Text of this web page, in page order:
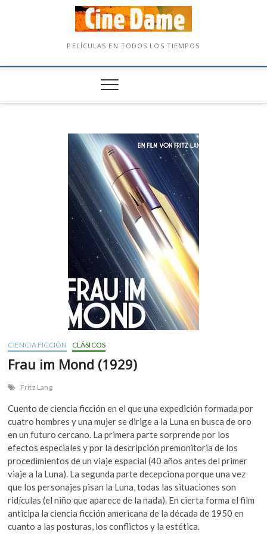
PELÍCULAS EN TODOS LOS TIEMPOS
CIENCIA FICCIÓN CLÁSICOS
Frau im Mond (1929)
Fritz Lang
Cuento de ciencia ficción en el que una expedición formada por
cuatro hombres y una mujer se dirige a la Luna en busca de oro
en un futuro cercano. La primera parte sorprende por los
efectos especiales y por la descripción premonitoria de los
procedimientos de un viaje espacial (40 años antes del primer
viaje a la Luna). La segunda parte decepciona porque una vez
que los personajes pisan la Luna, todas las situaciones son
ridículas (el niño que aparece de la nada). En cierta forma el film
anticipa la ciencia ficción americana de la década de 1950 en
cuanto a las posturas, los conflictos y la estética.